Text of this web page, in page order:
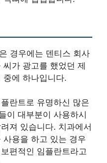
경우에는 덴티스 회사
가 광고를 했었던 제
중에 하나입니다.
란트로 유명하신 많은
이 대부분이 사용하시
져 있습니다. 치과에서
용을 하고 있는 경우
편적인 임플란트라고